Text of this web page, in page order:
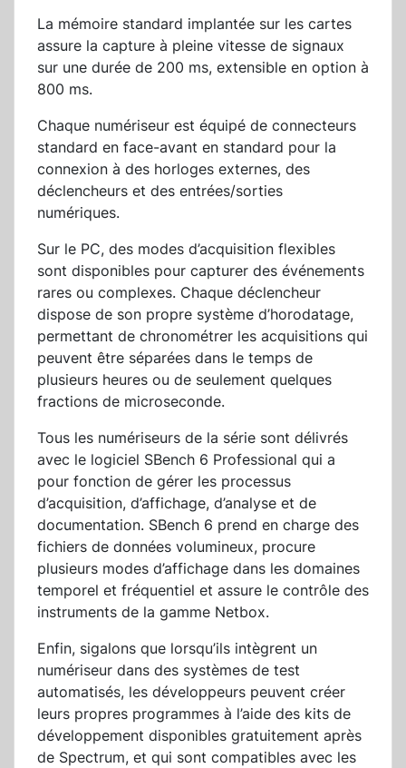
La mémoire standard implantée sur les cartes
assure la capture à pleine vitesse de signaux
sur une durée de 200 ms, extensible en option à
800 ms.
Chaque numériseur est équipé de connecteurs
standard en face-avant en standard pour la
connexion à des horloges externes, des
déclencheurs et des entrées/sorties
numériques.
Sur le PC, des modes d’acquisition flexibles
sont disponibles pour capturer des événements
rares ou complexes. Chaque déclencheur
dispose de son propre système d’horodatage,
permettant de chronométrer les acquisitions qui
peuvent être séparées dans le temps de
plusieurs heures ou de seulement quelques
fractions de microseconde.
Tous les numériseurs de la série sont délivrés
avec le logiciel SBench 6 Professional qui a
pour fonction de gérer les processus
d’acquisition, d’affichage, d’analyse et de
documentation. SBench 6 prend en charge des
fichiers de données volumineux, procure
plusieurs modes d’affichage dans les domaines
temporel et fréquentiel et assure le contrôle des
instruments de la gamme Netbox.
Enfin, sigalons que lorsqu’ils intègrent un
numériseur dans des systèmes de test
automatisés, les développeurs peuvent créer
leurs propres programmes à l’aide des kits de
développement disponibles gratuitement après
de Spectrum, et qui sont compatibles avec les